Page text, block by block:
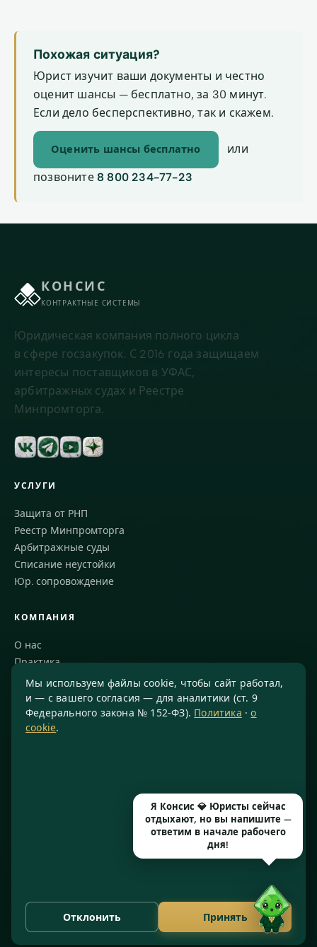
Похожая ситуация?
Юрист изучит ваши документы и честно
оценит шансы — бесплатно, за 30 минут.
Если дело бесперспективно, так и скажем.
Оценить шансы бесплатно или
позвоните 8 800 234-77-23
КОНСИС
КОНТРАКТНЫЕ СИСТЕМЫ
Юридическая компания полного цикла
в сфере госзакупок. С 2016 года защищаем
интересы поставщиков в УФАС,
арбитражных судах и Реестре
Минпромторга.
УСЛУГИ
Защита от РНП
Реестр Минпромторга
Арбитражные суды
Списание неустойки
Юр. сопровождение
КОМПАНИЯ
О нас
Практика
Блог
Команда
Благодарности
Москва, Варшавское шоссе, д. 1А, помещение 14/7
© 2016–2026 ООО «КОНСИС» · ИНН 7724372334 · КПП 772601001
· ОГРН 1167746646297 · Рег. № 77071/77 от 14.05.2026
Политика конфиденциальности Cookies
Мы используем файлы cookie, чтобы сайт работал,
и — с вашего согласия — для аналитики (ст. 9
Федерального закона № 152-ФЗ). Политика ·о
cookie.
Отклонить Принять
Я Консис 💎 Юристы сейчас
отдыхают, но вы напишите —
ответим в начале рабочего
дня!